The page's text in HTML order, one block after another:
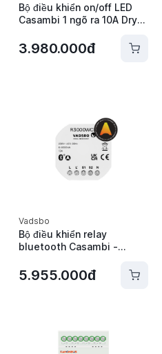
Bộ điều khiển on/off LED
Casambi 1 ngõ ra 10A Dry
nhấn Olfer - CBU-RL-2P
3.980.000đ
Vadsbo
Bộ điều khiển relay
bluetooth Casambi -
5.955.000đ